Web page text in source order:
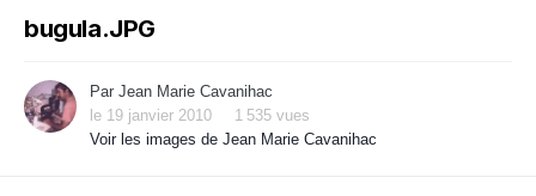
bugula.JPG
Par Jean Marie Cavanihac
le 19 janvier 2010
1 535 vues
Voir les images de Jean Marie Cavanihac